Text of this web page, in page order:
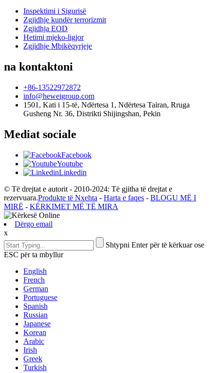
Inspektimi i Sigurisë
Zgjidhje kundër terrorizmit
Zgjidhja EOD
Hetimi mjeko-ligjor
Zgjidhje Mbikëqyrjeje
na kontaktoni
+86-13522972872
info@heweigroup.com
1501, Kati i 15-të, Ndërtesa 1, Ndërtesa Tairan, Rruga
Gusheng Nr. 36, Distrikti Shijingshan, Pekin
Mediat sociale
Facebook
Youtube
Linkedin
© Të drejtat e autorit - 2010-2024: Të gjitha të drejtat e
rezervuara.Produkte të Nxehta - Harta e faqes - BLOGU MË I
MIRË - KËRKIMET MË TË MIRA
Dërgo email
x
Shtypni Enter për të kërkuar ose
ESC për ta mbyllur
English
French
German
Portuguese
Spanish
Russian
Japanese
Korean
Arabic
Irish
Greek
Turkish